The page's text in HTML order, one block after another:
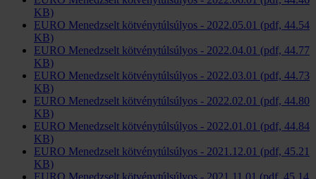
KB)
EURO Menedzselt kötvénytúlsúlyos - 2022.05.01 (pdf, 44.54
KB)
EURO Menedzselt kötvénytúlsúlyos - 2022.04.01 (pdf, 44.77
KB)
EURO Menedzselt kötvénytúlsúlyos - 2022.03.01 (pdf, 44.73
KB)
EURO Menedzselt kötvénytúlsúlyos - 2022.02.01 (pdf, 44.80
KB)
EURO Menedzselt kötvénytúlsúlyos - 2022.01.01 (pdf, 44.84
KB)
EURO Menedzselt kötvénytúlsúlyos - 2021.12.01 (pdf, 45.21
KB)